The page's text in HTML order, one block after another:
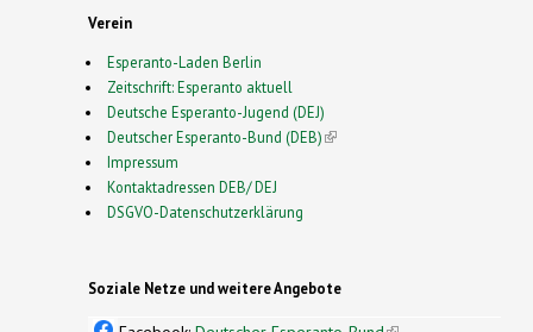
Verein
Esperanto-Laden Berlin
Zeitschrift: Esperanto aktuell
Deutsche Esperanto-Jugend (DEJ)
Deutscher Esperanto-Bund (DEB)(link is external)
Impressum
Kontaktadressen DEB/ DEJ
DSGVO-Datenschutzerklärung
Soziale Netze und weitere Angebote